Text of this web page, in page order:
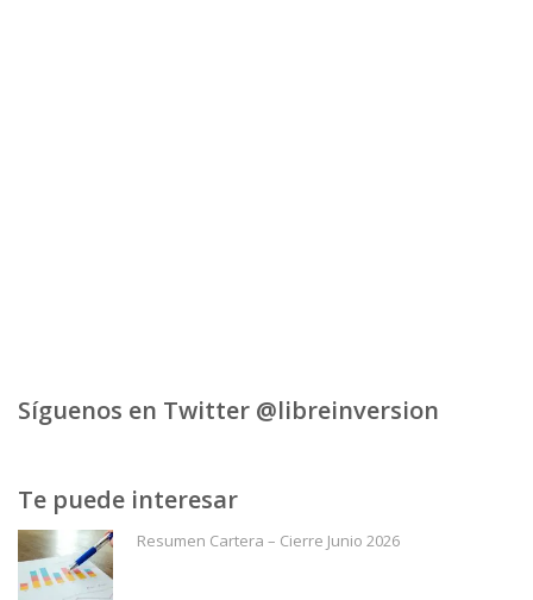
Síguenos en Twitter @libreinversion
Te puede interesar
Resumen Cartera – Cierre Junio 2026